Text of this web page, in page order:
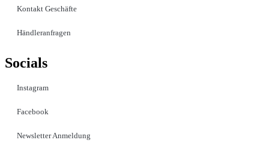
Kontakt Geschäfte
Händleranfragen
Socials
Instagram
Facebook
Newsletter Anmeldung